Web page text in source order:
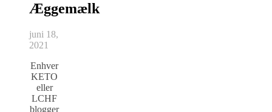
Æggemælk
juni 18,
2021
Enhver
KETO
eller
LCHF
blogger